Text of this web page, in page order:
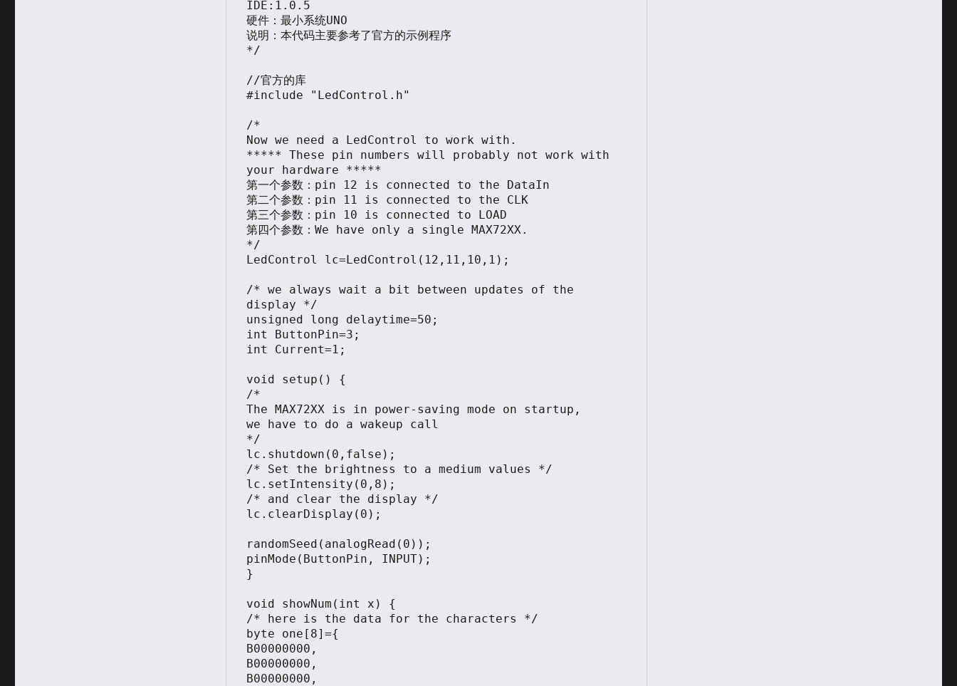
IDE:1.0.5
硬件：最小系统UNO
说明：本代码主要参考了官方的示例程序
*/
//官方的库
#include "LedControl.h"
/*
Now we need a LedControl to work with.
***** These pin numbers will probably not work with
your hardware *****
第一个参数：pin 12 is connected to the DataIn
第二个参数：pin 11 is connected to the CLK
第三个参数：pin 10 is connected to LOAD
第四个参数：We have only a single MAX72XX.
*/
LedControl lc=LedControl(12,11,10,1);
/* we always wait a bit between updates of the
display */
unsigned long delaytime=50;
int ButtonPin=3;
int Current=1;
void setup() {
/*
The MAX72XX is in power-saving mode on startup,
we have to do a wakeup call
*/
lc.shutdown(0,false);
/* Set the brightness to a medium values */
lc.setIntensity(0,8);
/* and clear the display */
lc.clearDisplay(0);
randomSeed(analogRead(0));
pinMode(ButtonPin, INPUT);
}
void showNum(int x) {
/* here is the data for the characters */
byte one[8]={
B00000000,
B00000000,
B00000000,